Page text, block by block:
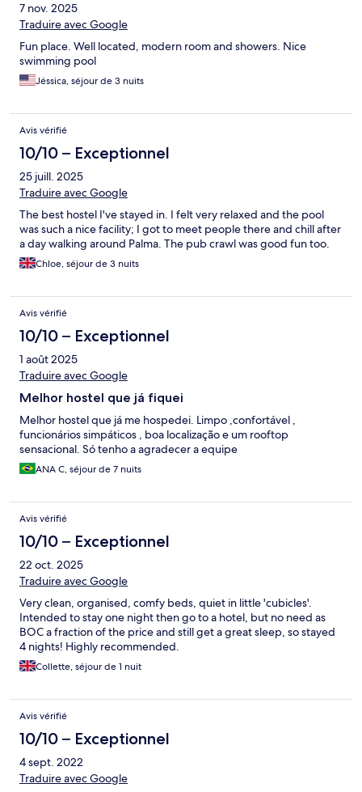
7 nov. 2025
Traduire avec Google
Fun place. Well located, modern room and showers. Nice
swimming pool
Jéssica, séjour de 3 nuits
Avis vérifié
10/10 – Exceptionnel
25 juill. 2025
Traduire avec Google
The best hostel I've stayed in. I felt very relaxed and the pool
was such a nice facility; I got to meet people there and chill after
a day walking around Palma. The pub crawl was good fun too.
Chloe, séjour de 3 nuits
Avis vérifié
10/10 – Exceptionnel
1 août 2025
Traduire avec Google
Melhor hostel que já fiquei
Melhor hostel que já me hospedei. Limpo ,confortável ,
funcionários simpáticos , boa localização e um rooftop
sensacional. Só tenho a agradecer a equipe
ANA C, séjour de 7 nuits
Avis vérifié
10/10 – Exceptionnel
22 oct. 2025
Traduire avec Google
Very clean, organised, comfy beds, quiet in little 'cubicles'.
Intended to stay one night then go to a hotel, but no need as
BOC a fraction of the price and still get a great sleep, so stayed
4 nights! Highly recommended.
Collette, séjour de 1 nuit
Avis vérifié
10/10 – Exceptionnel
4 sept. 2022
Traduire avec Google